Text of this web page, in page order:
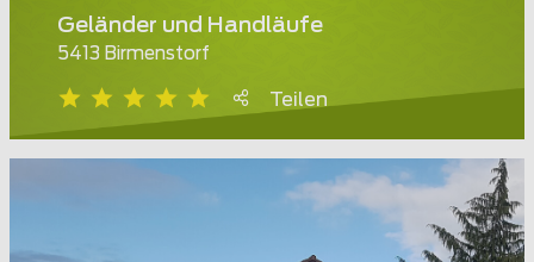
Geländer und Handläufe
5413 Birmenstorf
Teilen